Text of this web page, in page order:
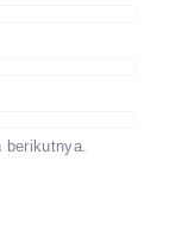
berikutnya.